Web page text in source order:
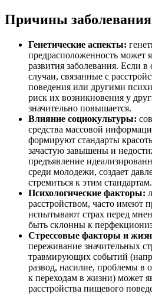
Причины заболевания
Генетические аспекты:
предрасположенность может
развития заболевания. Если
случаи, связанные с
поведения или другими
риск их возникновения у
значительно повышается.
Влияние социокультуры:
средства массовой
формируют стандарты
зачастую завышены и
предъявление
среди молодежи, создает
стремиться к этим стандартам.
Психологические факторы:
расстройством, часто имеют
испытывают страх перед
быть склонны к
Стрессовые факторы и
переживание значительных
травмирующих событий
развод, насилие, проблемы в
к переходам в жизни) может
расстройства пищевого